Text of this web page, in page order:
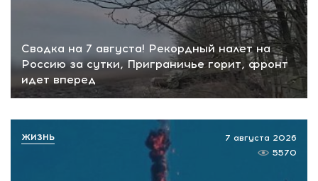
Сводка на 7 августа! Рекордный налет на
Россию за сутки, Приграничье горит, фронт
идет вперед
7 августа 2026
5570
ЖИЗНЬ